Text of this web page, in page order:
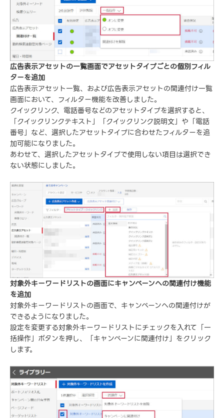
広告表示アセットの一覧画面でアセットタイプごとの個別フィル
ターを追加
広告表示アセット一覧、および広告表示アセットの関連付け一覧
画面において、フィルター機能を改善しました。
クイックリンク、電話番号などのアセットタイプを選択すると、
「クイックリンクテキスト」「クイックリンク説明文」や「電話
番号」など、選択したアセットタイプに合わせたフィルターを追
加可能になりました。
あわせて、選択したアセットタイプで使用しない項目は選択でき
ない状態にしました。
対象外キーワードリストの画面にキャンペーンへの関連付け機能
を追加
対象外キーワードリストの画面で、キャンペーンへの関連付けが
できるようになりました。
設定を変更する対象外キーワードリストにチェックを入れて「一
括操作」ボタンを押し、「キャンペーンに関連付け」をクリック
します。